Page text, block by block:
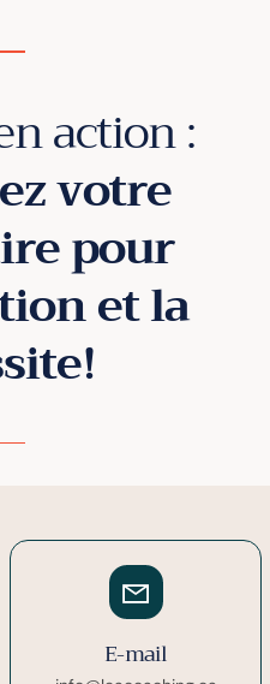
action :
votre
pour
et la
E-mail